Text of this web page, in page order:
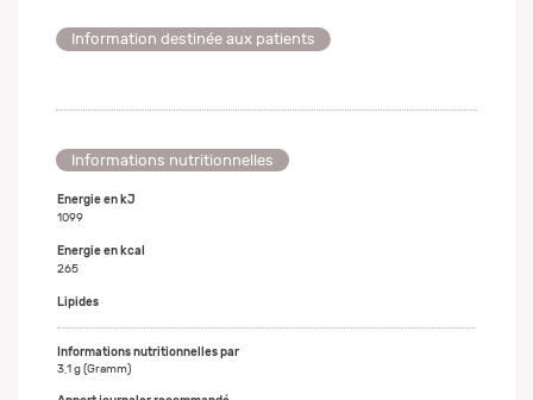
Information destinée aux patients
Informations nutritionnelles
Energie en kJ
1099
Energie en kcal
265
Lipides
3,1 g (Gramm)